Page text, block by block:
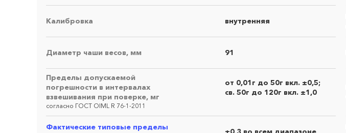
Калибровка внутренняя
Диаметр чаши весов, мм 91
Пределы допускаемой
погрешности в интервалах
взвешивания при поверке, мг
от 0,01г до 50г вкл. ±0,5;
св. 50г до 120г вкл. ±1,0
согласно ГОСТ OIML R 76-1-2011
Фактические типовые пределы